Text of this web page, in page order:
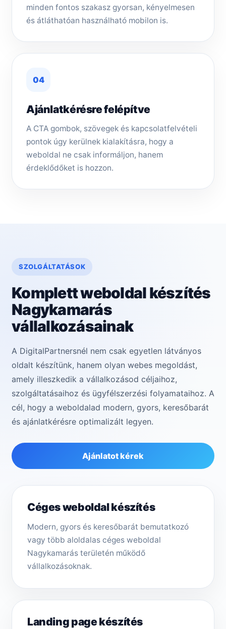
minden fontos szakasz gyorsan, kényelmesen
és átláthatóan használható mobilon is.
04
Ajánlatkérésre felépítve
A CTA gombok, szövegek és kapcsolatfelvételi
pontok úgy kerülnek kialakításra, hogy a
weboldal ne csak informáljon, hanem
érdeklődőket is hozzon.
SZOLGÁLTATÁSOK
Komplett weboldal készítés
Nagykamarás
vállalkozásainak
A DigitalPartnersnél nem csak egyetlen látványos
oldalt készítünk, hanem olyan webes megoldást,
amely illeszkedik a vállalkozásod céljaihoz,
szolgáltatásaihoz és ügyfélszerzési folyamataihoz. A
cél, hogy a weboldalad modern, gyors, keresőbarát
és ajánlatkérésre optimalizált legyen.
Ajánlatot kérek
Céges weboldal készítés
Modern, gyors és keresőbarát bemutatkozó
vagy több aloldalas céges weboldal
Nagykamarás területén működő
vállalkozásoknak.
Landing page készítés